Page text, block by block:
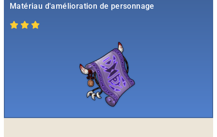
Matériau d'amélioration de personnage